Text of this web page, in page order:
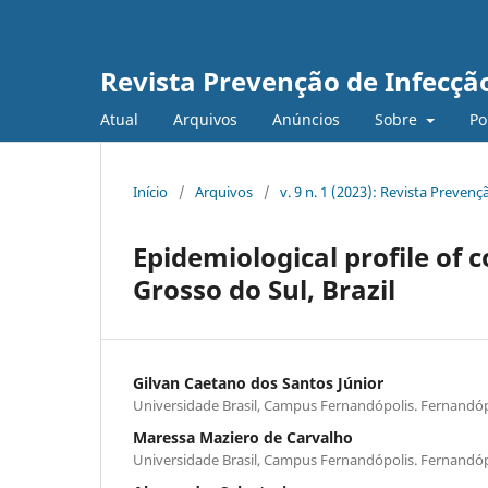
Revista Prevenção de
Atual Arquivos Anúncios Sobre
Início / Arquivos / v. 9 n. 1 (2023): Revista
Epidemiological profile of
Grosso do Sul, Brazil
Gilvan Caetano dos Santos Júnior
Universidade Brasil, Campus Fernandópolis.
Maressa Maziero de Carvalho
Universidade Brasil, Campus Fernandópolis.